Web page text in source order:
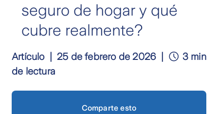
seguro de hogar y qué
cubre realmente?
Artículo 25 de febrero de 2026
3 min
de lectura
Comparte esto